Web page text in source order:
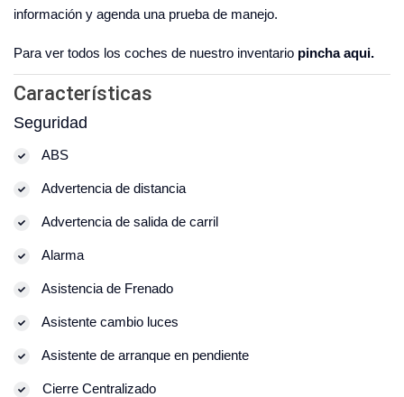
información y agenda una prueba de manejo.
Para ver todos los coches de nuestro inventario pincha aqui.
Características
Seguridad
ABS
Advertencia de distancia
Advertencia de salida de carril
Alarma
Asistencia de Frenado
Asistente cambio luces
Asistente de arranque en pendiente
Cierre Centralizado